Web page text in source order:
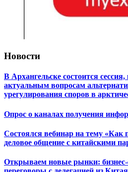
Новости
В Архангельске состоится
актуальным вопросам
урегулирования споров в
Опрос о каналах получения
Состоялся вебинар на тему «Как
деловое общение с китайскими
Открываем новые рынки: